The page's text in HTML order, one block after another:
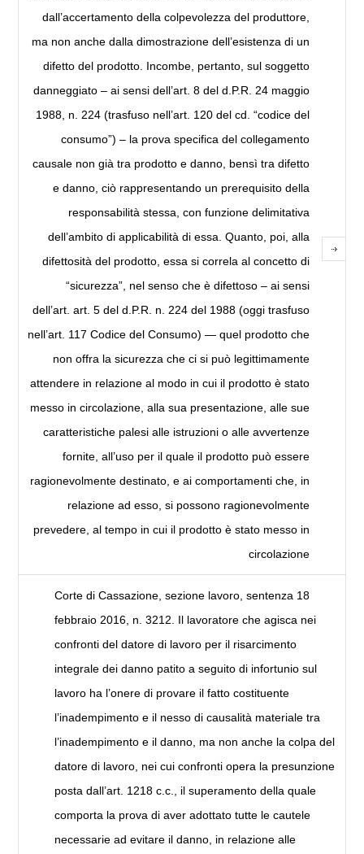
dall’accertamento della colpevolezza del produttore,
ma non anche dalla dimostrazione dell’esistenza di un
difetto del prodotto. Incombe, pertanto, sul soggetto
danneggiato – ai sensi dell’art. 8 del d.P.R. 24 maggio
1988, n. 224 (trasfuso nell’art. 120 del cd. “codice del
consumo”) – la prova specifica del collegamento
causale non già tra prodotto e danno, bensì tra difetto
e danno, ciò rappresentando un prerequisito della
responsabilità stessa, con funzione delimitativa
dell’ambito di applicabilità di essa. Quanto, poi, alla
difettosità del prodotto, essa si correla al concetto di
“sicurezza”, nel senso che è difettoso – ai sensi
dell’art. art. 5 del d.P.R. n. 224 del 1988 (oggi trasfuso
nell’art. 117 Codice del Consumo) — quel prodotto che
non offra la sicurezza che ci si può legittimamente
attendere in relazione al modo in cui il prodotto è stato
messo in circolazione, alla sua presentazione, alle sue
caratteristiche palesi alle istruzioni o alle avvertenze
fornite, all’uso per il quale il prodotto può essere
ragionevolmente destinato, e ai comportamenti che, in
relazione ad esso, si possono ragionevolmente
prevedere, al tempo in cui il prodotto è stato messo in
circolazione
Corte di Cassazione, sezione lavoro, sentenza 18
febbraio 2016, n. 3212. Il lavoratore che agisca nei
confronti del datore di lavoro per il risarcimento
integrale dei danno patito a seguito di infortunio sul
lavoro ha l’onere di provare il fatto costituente
l’inadempimento e il nesso di causalità materiale tra
l’inadempimento e il danno, ma non anche la colpa del
datore di lavoro, nei cui confronti opera la presunzione
posta dall’art. 1218 c.c., il superamento della quale
comporta la prova di aver adottato tutte le cautele
necessarie ad evitare il danno, in relazione alle